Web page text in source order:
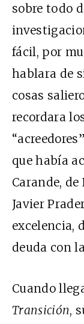
sobre todo
fácil, por
hablara de
cosas
recordara
que había
Carande,
Javier
excelencia,
deuda con
Cuando
Transición,